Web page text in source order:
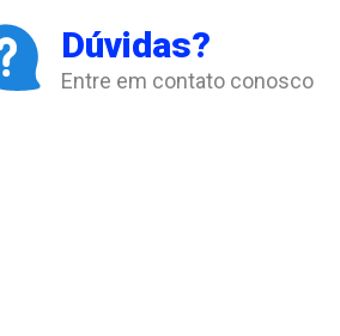
Dúvidas?
Entre em contato conosco